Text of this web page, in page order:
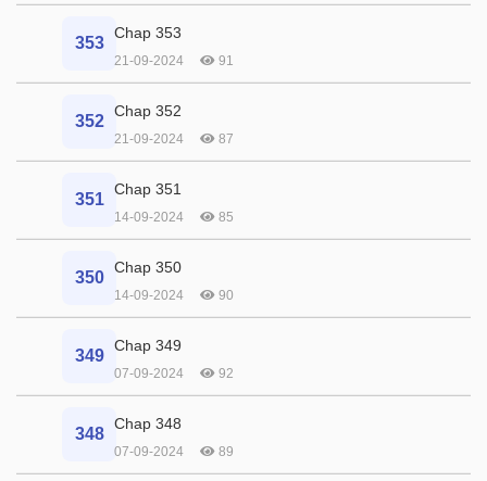
353
Chap 353
21-09-2024 91
352
Chap 352
21-09-2024 87
351
Chap 351
14-09-2024 85
350
Chap 350
14-09-2024 90
349
Chap 349
07-09-2024 92
348
Chap 348
07-09-2024 89